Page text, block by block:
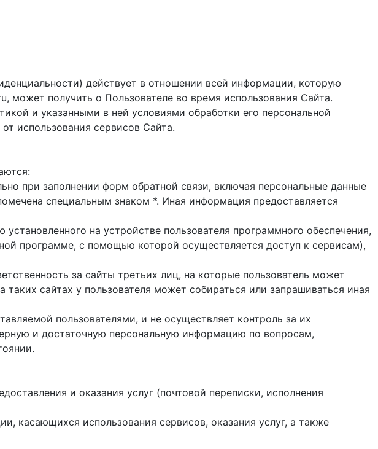
действует в отношении всей информации, которую
получить о Пользователе во время использования Cайта.
и указанными в ней условиями обработки его персональной
использования сервисов Сайта.
при заполнении форм обратной связи, включая персональные данные
специальным знаком *. Иная информация предоставляется
на устройстве пользователя программного обеспечения,
программе, с помощью которой осуществляется доступ к cервисам),
за сайты третьих лиц, на которые пользователь может
сайтах у пользователя может собираться или запрашиваться иная
пользователями, и не осуществляет контроль за их
и достаточную персональную информацию по вопросам,
и оказания услуг (почтовой переписки, исполнения
касающихся использования сервисов, оказания услуг, а также